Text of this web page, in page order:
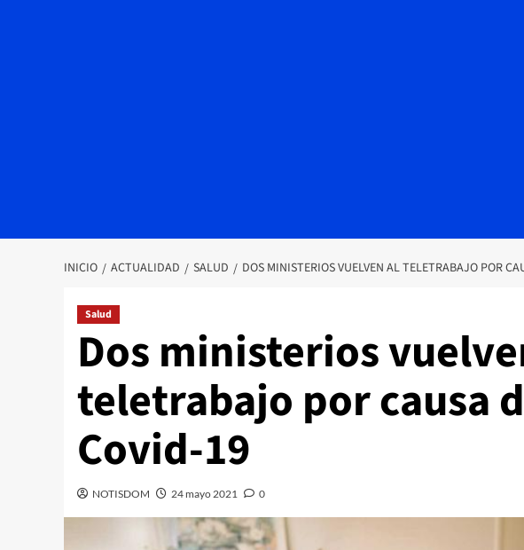
INICIO ACTUALIDAD SALUD DOS MINISTERIOS VUELVEN AL TELETRABAJO POR
Salud
Dos ministerios
teletrabajo por causa
Covid-19
NOTISDOM 24 mayo 2021 0